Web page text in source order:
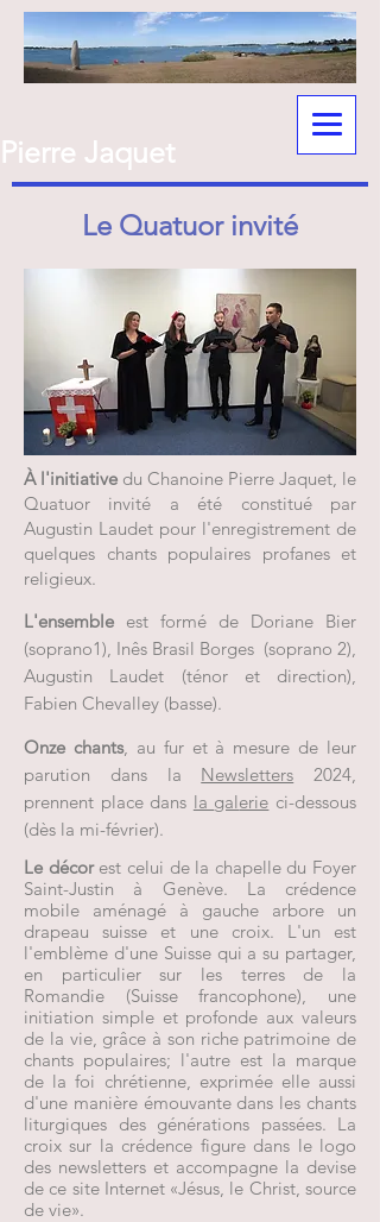
Pierre Jaquet
Le Quatuor invité
À l'initiative du Chanoine Pierre Jaquet, le
Quatuor invité a été constitué par
Augustin Laudet pour l'enregistrement de
quelques chants populaires profanes et
religieux.
L'ensemble est formé de Doriane Bier
(soprano1), Inês Brasil Borges (soprano 2),
Augustin Laudet (ténor et direction),
Fabien Chevalley (basse).
Onze chants, au fur et à mesure de leur
parution dans la
Newsletters 2024,
prennent place dans la galerie ci-dessous
(dès la mi-février).
Le décorest celui de la chapelle du Foyer
Saint-Justin à Genève. La crédence
mobile aménagé à gauche arbore un
drapeau suisse et une croix. L'un est
l'emblème d'une Suisse qui a su partager,
en particulier sur les terres de la
Romandie (Suisse francophone), une
initiation simple et profonde aux valeurs
de la vie, grâce à son riche patrimoine de
chants populaires; l'autre est la marque
de la foi chrétienne, exprimée elle aussi
d'une manière émouvante dans les chants
liturgiques des générations passées. La
croix sur la crédence figure dans le logo
des newsletters et accompagne la devise
de ce site Internet «Jésus, le Christ, source
de vie».